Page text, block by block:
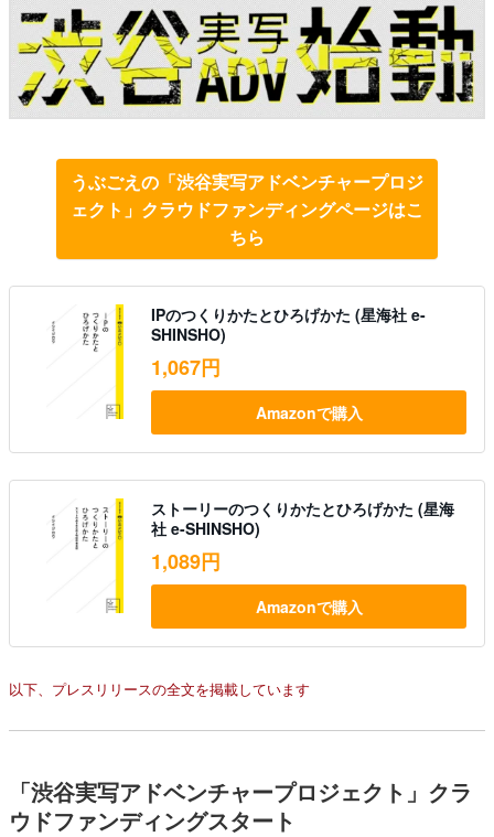
うぶごえの「渋谷実写アドベンチャープロジ
ェクト」クラウドファンディングページはこ
ちら
IPのつくりかたとひろげかた (星海社 e-
SHINSHO)
1,067円
Amazonで購入
ストーリーのつくりかたとひろげかた (星海
社 e-SHINSHO)
1,089円
Amazonで購入
以下、プレスリリースの全文を掲載しています
「渋谷実写アドベンチャープロジェクト」クラ
ウドファンディングスタート